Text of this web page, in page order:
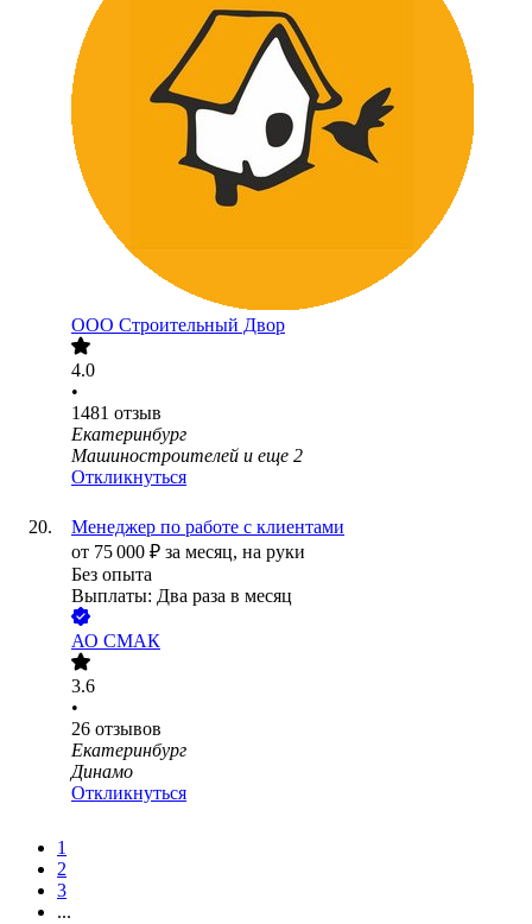
ООО Строительный Двор
4.0
•
1481 отзыв
Екатеринбург
Машиностроителей и еще 2
Откликнуться
Менеджер по работе с клиентами
от 75 000 ₽ за месяц, на руки
Без опыта
Выплаты: Два раза в месяц
АО СМАК
3.6
•
26 отзывов
Екатеринбург
Динамо
Откликнуться
1
2
3
...